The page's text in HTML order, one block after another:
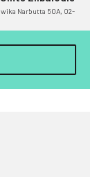
Narbutta 50A, 02-